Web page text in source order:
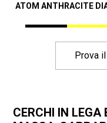
ATOM ANTHRACITE
Prova
CERCHI IN LEGA